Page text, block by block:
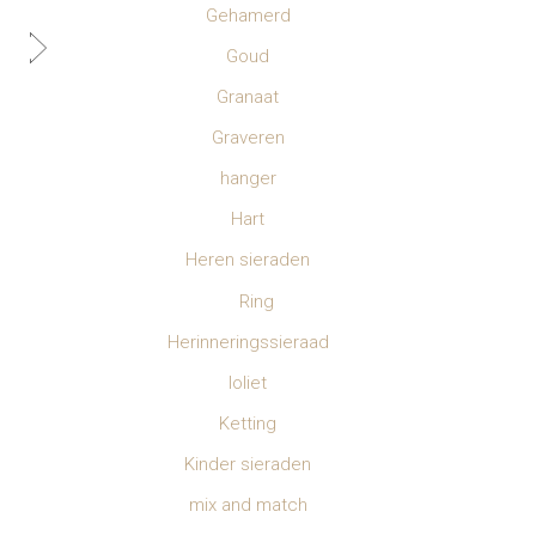
Gehamerd
Goud
Granaat
Graveren
hanger
Hart
Heren sieraden
Ring
Herinneringssieraad
Ioliet
Ketting
Kinder sieraden
mix and match